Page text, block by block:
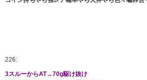
226:
3スルーからAT→70g駆け抜け